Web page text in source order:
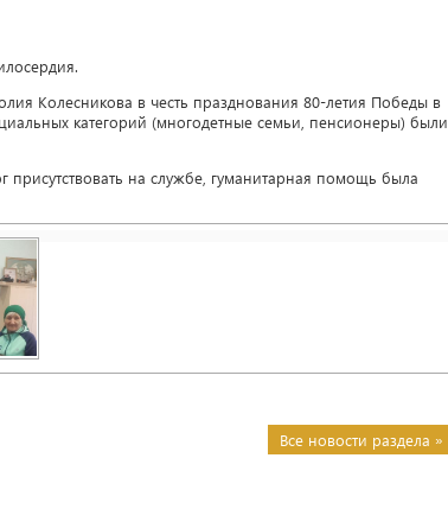
Колесникова в честь празднования 80-летия Победы в
категорий (многодетные семьи, пенсионеры) были
присутствовать на службе, гуманитарная помощь была
Все новости раздела »